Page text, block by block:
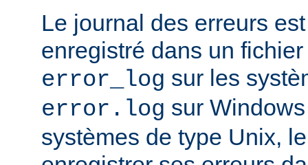
Le journal des erreurs
enregistré dans un
error_log sur les
error.log sur
systèmes de type Unix,